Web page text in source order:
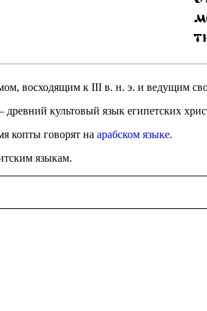
восходящим к III в. н. э. и ведущим
культовый язык египетских
копты говорят на арабском языке.
языкам.